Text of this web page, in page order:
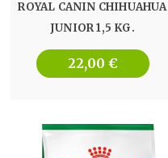
ROYAL CANIN CHIHUAHUA
JUNIOR 1,5 KG.
22,00 €